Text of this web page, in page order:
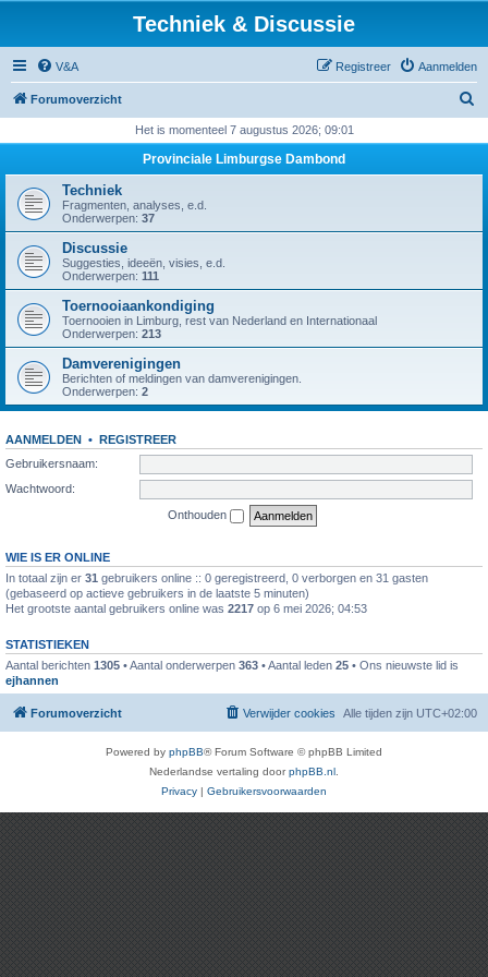
Techniek & Discussie
V&A Aanmelden
Registreer
Forumoverzicht
k
Het is momenteel 7 augustus 2026; 09:01
Provinciale Limburgse Dambond
Techniek
Fragmenten, analyses, e.d.
Onderwerpen: 37
Discussie
Suggesties, ideeën, visies, e.d.
Onderwerpen: 111
Toernooiaankondiging
Toernooien in Limburg, rest van Nederland en Internationaal
Onderwerpen: 213
Damverenigingen
Berichten of meldingen van damverenigingen.
Onderwerpen: 2
AANMELDEN • REGISTREER
Gebruikersnaam:
Wachtwoord:
Onthouden
WIE IS ER ONLINE
In totaal zijn er 31 gebruikers online :: 0 geregistreerd, 0 verborgen en 31 gasten
(gebaseerd op actieve gebruikers in de laatste 5 minuten)
Het grootste aantal gebruikers online was 2217 op 6 mei 2026; 04:53
STATISTIEKEN
Aantal berichten 1305 • Aantal onderwerpen 363 • Aantal leden 25 • Ons nieuwste lid is
ejhannen
Forumoverzicht Alle tijden zijn UTC+02:00
Verwijder cookies
Powered by phpBB® Forum Software © phpBB Limited
Nederlandse vertaling doorphpBB.nl
Privacy | Gebruikersvoorwaarden